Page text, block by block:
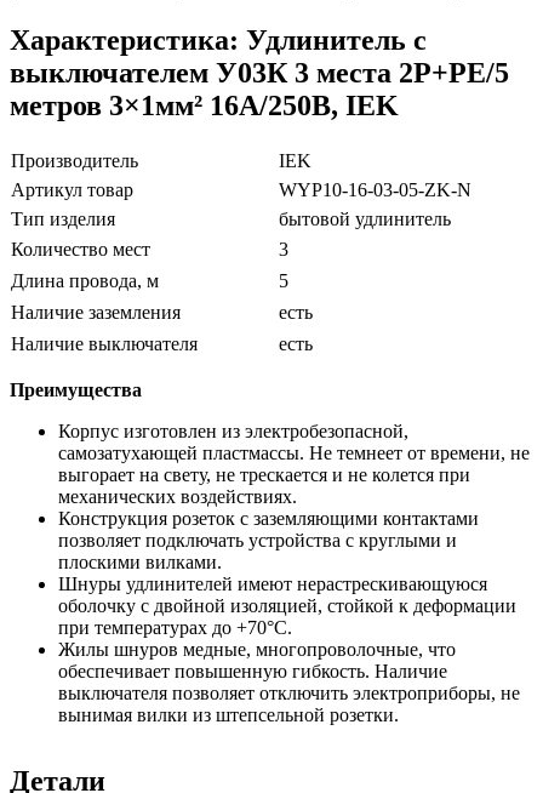
Характеристика: Удлинитель с
выключателем У03К 3 места 2P+PE/5
метров 3×1мм² 16А/250В, IEK
Производитель
IEK
Артикул товар
WYP10-16-03-05-ZK-N
Тип изделия
бытовой удлинитель
Количество мест
3
Длина провода, м
5
Наличие заземления
есть
Наличие выключателя
есть
Преимущества
Корпус изготовлен из электробезопасной,
самозатухающей пластмассы. Не темнеет от времени, не
выгорает на свету, не трескается и не колется при
механических воздействиях.
Конструкция розеток с заземляющими контактами
позволяет подключать устройства с круглыми и
плоскими вилками.
Шнуры удлинителей имеют нерастрескивающуюся
оболочку с двойной изоляцией, стойкой к деформации
при температурах до +70°С.
Жилы шнуров медные, многопроволочные, что
обеспечивает повышенную гибкость. Наличие
выключателя позволяет отключить электроприборы, не
вынимая вилки из штепсельной розетки.
Детали